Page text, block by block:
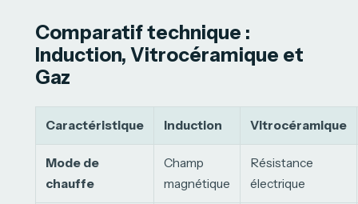
Comparatif technique :
Induction, Vitrocéramique et
Gaz
Caractéristique Induction Vitrocéramique
Mode de
chauffe
Champ
magnétique
Résistance
électrique